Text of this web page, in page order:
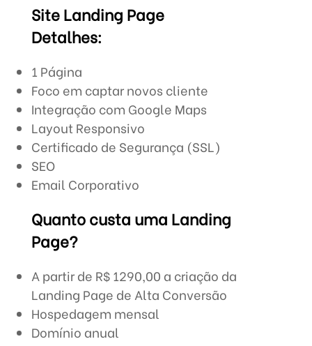
Site Landing Page
Detalhes:
1 Página
Foco em captar novos cliente
Integração com Google Maps
Layout Responsivo
Certificado de Segurança (SSL)
SEO
Email Corporativo
Quanto custa uma Landing
Page?
A partir de R$ 1290,00 a criação da
Landing Page de Alta Conversão
Hospedagem mensal
Domínio anual